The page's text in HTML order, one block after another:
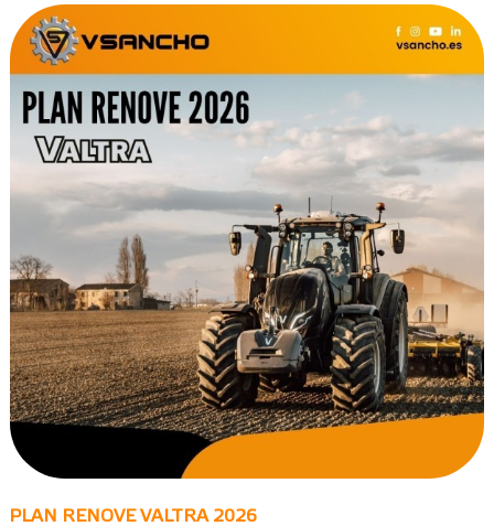
PLAN RENOVE VALTRA 2026